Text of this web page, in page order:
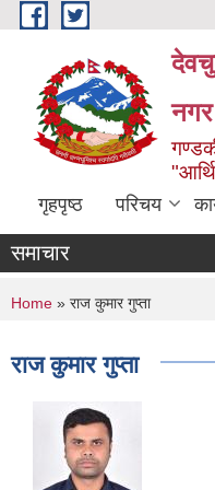
Skip to main content
नगर
गृहपृष्ठ परिचय
समाचार
You are here
Home » राज कुमार गुप्ता
राज कुमार गुप्ता